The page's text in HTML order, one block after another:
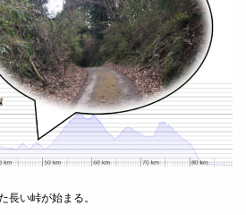
長い峠が始まる。